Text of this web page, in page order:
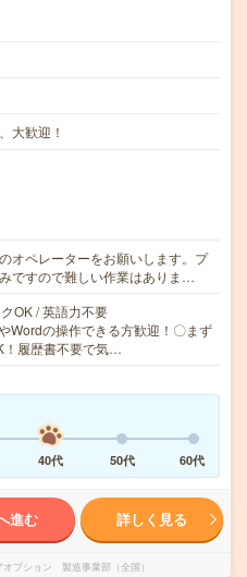
大歓迎！
オペレーターをお願いします。プ
ですので難しい作業はありま…
OK / 英語力不要
の操作できる方歓迎！〇まず
！履歴書不要で気…
40代 50代 60代
進む 詳しく見る
プション 製造事業部（全国）